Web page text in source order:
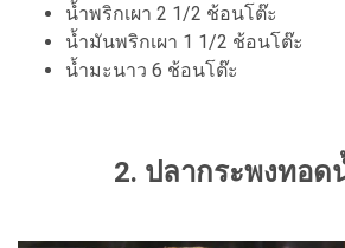
น้ำพริกเผา 2 1/2 ช้อนโต๊ะ
น้ำมันพริกเผา 1 1/2 ช้อนโต๊ะ
น้ำมะนาว 6 ช้อนโต๊ะ
2. ปลากระพงทอด